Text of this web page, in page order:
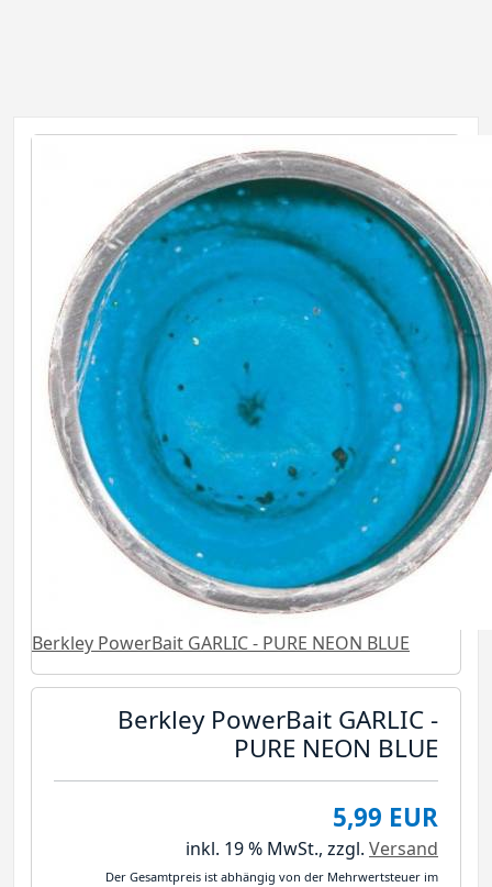
Berkley PowerBait GARLIC - PURE NEON BLUE
Berkley PowerBait GARLIC -
PURE NEON BLUE
5,99 EUR
inkl. 19 % MwSt., zzgl. Versand
Der Gesamtpreis ist abhängig von der Mehrwertsteuer im